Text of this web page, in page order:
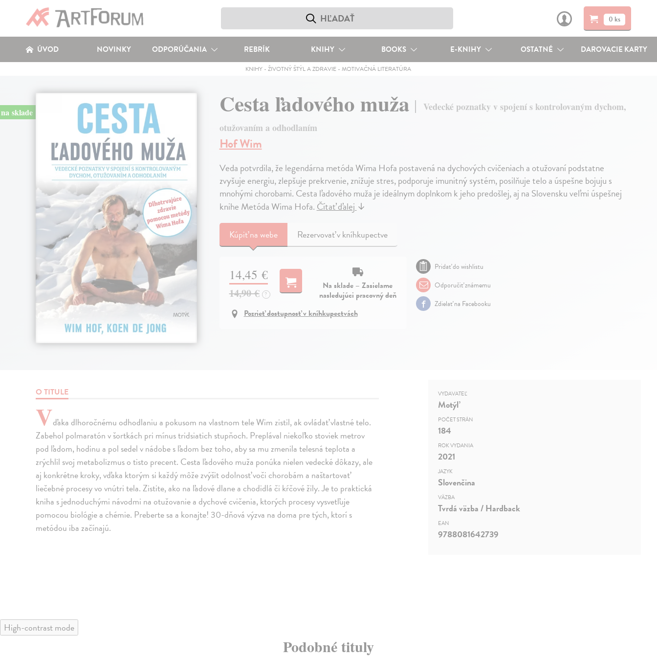
0 ks
ÚVOD NOVINKY ODPORÚČANIA REBRÍK KNIHY BOOKS E-KNIHY OSTATNÉ DAROVACIE KARTY
KNIHY -ŽIVOTNÝ ŠTÝL A ZDRAVIE -MOTIVAČNÁ LITERATÚRA
na sklade Cesta ľadového muža
Vedecké poznatky v spojení s kontrolovaným dychom,
otužovaním a odhodlaním
Hof Wim
Veda potvrdila, že legendárna metóda Wima Hofa postavená na dychových cvičeniach a otužovaní podstatne
zvyšuje energiu, zlepšuje prekrvenie, znižuje stres, podporuje imunitný systém, posilňuje telo a úspešne bojuju s
mnohými chorobami. Cesta ľadového muža je ideálnym doplnkom k jeho predošlej, aj na Slovensku veľmi úspešnej
knihe Metóda Wima Hofa.Čítať ďalej↓
Kúpiťna webe Rezervovať v kníhkupectve
14,45 €
14,90 € ?
Na sklade – Zasielame
nasledujúci pracovný deň
Pozrieť dostupnosť v kníhkupectvách
Pridať do wishlistu
Odporučiť známemu
Zdielať na Facebooku
O TITULE
Vďaka dlhoročnému odhodlaniu a pokusom na vlastnom tele Wim zistil, ak ovládať vlastné telo.
Zabehol polmaratón v šortkách pri mínus tridsiatich stupňoch. Preplával niekoľko stoviek metrov
pod ľadom, hodinu a pol sedel v nádobe s ľadom bez toho, aby sa mu zmenila telesná teplota a
zrýchlil svoj metabolizmus o tisto precent. Cesta ľadového muža ponúka nielen vedecké dôkazy, ale
aj konkrétne kroky, vďaka ktorým si každý môže zvýšit odolnosť voči chorobám a naštartovať
liečebné procesy vo vnútri tela. Zistite, ako na ľadové dlane a chodidlá či kŕčové žily. Je to praktická
kniha s jednoduchými návodmi na otužovanie a dychové cvičenia, ktorých procesy vysvetľuje
pomocou biológie a chémie. Preberte sa a konajte! 30-dňová výzva na doma pre tých, ktorí s
metódou iba začínajú.
VYDAVATEĽ
Motýľ
POČET STRÁN
184
ROK VYDANIA
2021
JAZYK
Slovenčina
VÄZBA
Tvrdá väzba / Hardback
EAN
9788081642739
High-contrast mode
Podobné tituly